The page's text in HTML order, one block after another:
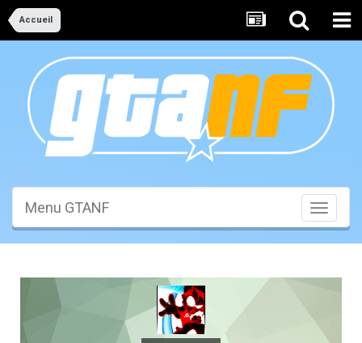
Accueil
Toggle
Menu GTANF